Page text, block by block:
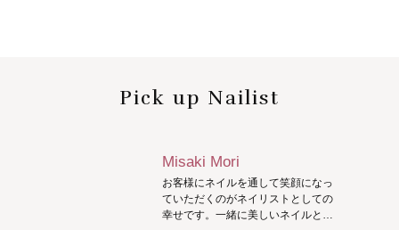
Pick up Nailist
Misaki Mori
お客様にネイルを通して笑顔になっ
ていただくのがネイリストとしての
幸せです。一緒に美しいネイルとハ